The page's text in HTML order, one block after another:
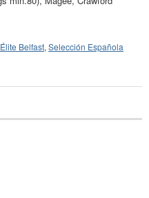
Belfast, Selección Española